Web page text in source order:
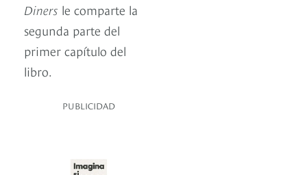
Diners le comparte la
segunda parte del
primer capítulo del
libro.
PUBLICIDAD